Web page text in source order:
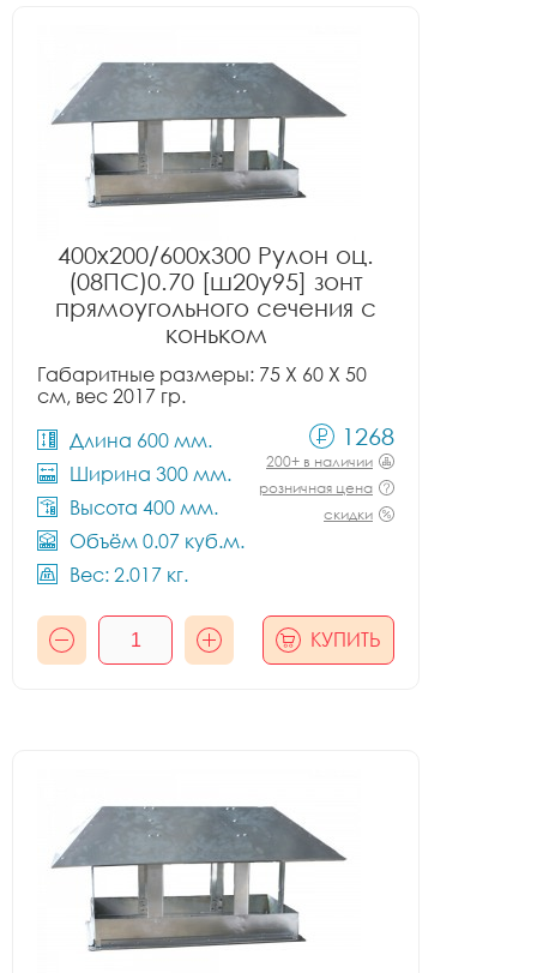
400x200/600x300 Рулон оц.
(08ПС)0.70 [ш20у95] зонт
прямоугольного сечения с
коньком
Габаритные размеры: 75 X 60 X 50
см, вес 2017 гр.
Длина 600 мм.
Ширина 300 мм.
Высота 400 мм.
Объём 0.07 куб.м.
Вес: 2.017 кг.
1268
200+ в наличии
розничная цена
скидки
КУПИТЬ